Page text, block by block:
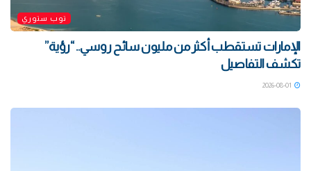
توب ستوري
الإمارات تستقطب أكثر من مليون سائح روسي.. “رؤية”
تكشف التفاصيل